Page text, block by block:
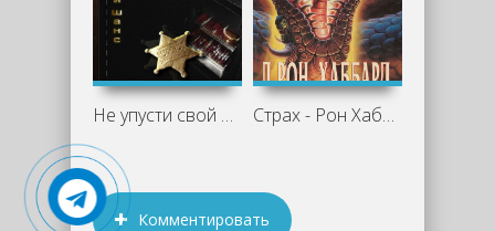
Не упусти свой шанс - Рон Смейз Страх - Рон Хаббард
Комментировать